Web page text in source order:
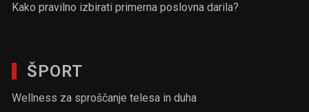
Kako pravilno izbirati primerna poslovna darila?
ŠPORT
Wellness za sproščanje telesa in duha